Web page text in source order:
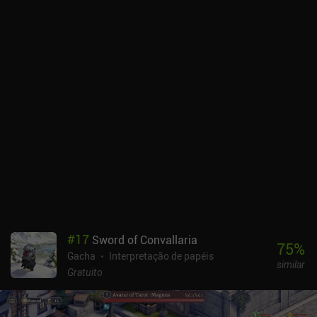
O Go Go Muffin é monetizado por meio de um passe de batalha,
assinaturas e iAPs para moeda premium usada para desbloquear
habilidades, animais de estimação e cosméticos por meio de um
sistema gacha. Felizmente, o jogo pode ser facilmente apreciado
como um jogador gratuito. Não é para todo mundo, mas é um
#17 Sword of Convallaria
Gacha
Interpretação de papéis
Gratuito
75%
similar